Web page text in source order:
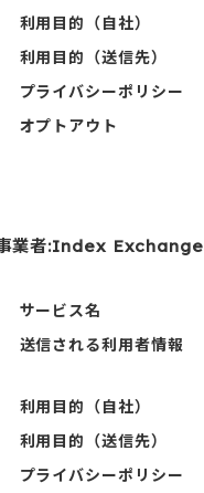
利用目的（自社）
利用目的（送信先）
プライバシーポリシー
オプトアウト
業者:Index Exchange
サービス名
送信される利用者情報
利用目的（自社）
利用目的（送信先）
プライバシーポリシー